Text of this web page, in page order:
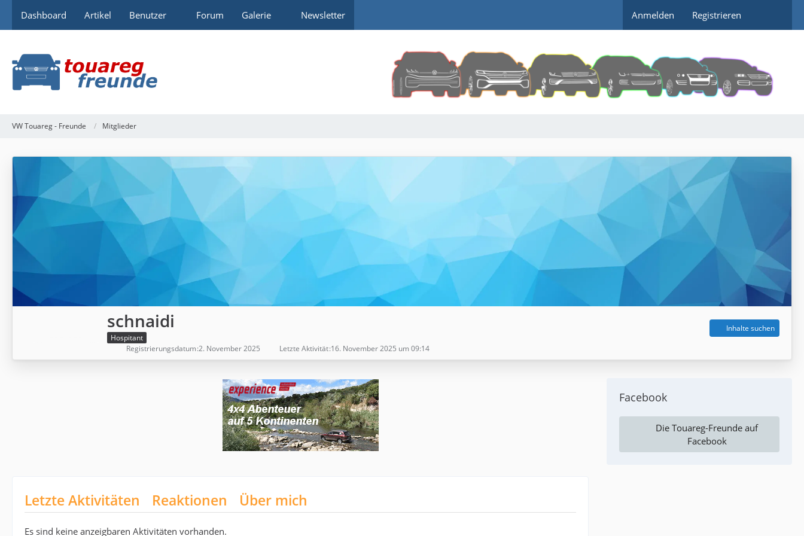
Dashboard Artikel Benutzer Forum Galerie Newsletter Anmelden Registrieren
VW Touareg - Freunde Mitglieder
schnaidi
Hospitant
Inhalte suchen
Registrierungsdatum 2. November 2025 Letzte Aktivität 16. November 2025 um 09:14
Letzte Aktivitäten Reaktionen Über mich
Es sind keine anzeigbaren Aktivitäten vorhanden.
Facebook
Die Touareg-Freunde auf
Facebook